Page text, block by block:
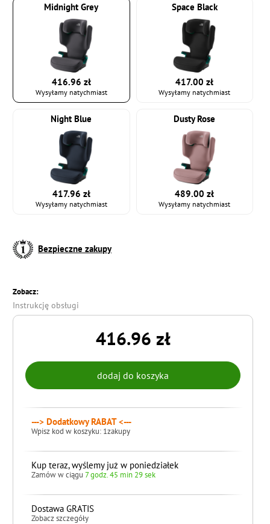
Midnight Grey
416.96 zł
Wysyłamy natychmiast
Space Black
417.00 zł
Wysyłamy natychmiast
Night Blue
417.96 zł
Wysyłamy natychmiast
Dusty Rose
489.00 zł
Wysyłamy natychmiast
Bezpieczne zakupy
Zobacz:
Instrukcję obsługi
416.96 zł
---> Dodatkowy RABAT <---
Wpisz kod w koszyku: 1zakupy
Kup teraz, wyślemy już w poniedziałek
Zamów w ciągu7 godz. 45 min 28 sek
Dostawa GRATIS
Zobacz szczegóły